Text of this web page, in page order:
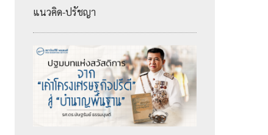
แนวคิด-ปรัชญา